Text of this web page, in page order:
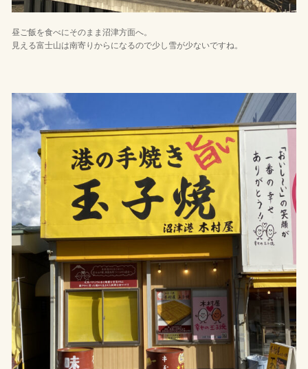
昼ご飯を食べにそのまま沼津方面へ。
見える富士山は南寄りからになるので少し雪が少ないですね。